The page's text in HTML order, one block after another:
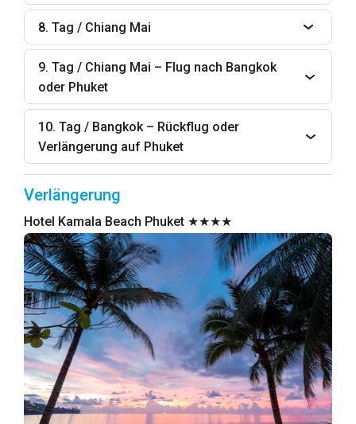
8. Tag / Chiang Mai
9. Tag / Chiang Mai – Flug nach Bangkok
oder Phuket
10. Tag / Bangkok – Rückflug oder
Verlängerung auf Phuket
Verlängerung
Hotel Kamala Beach Phuket ★★★★